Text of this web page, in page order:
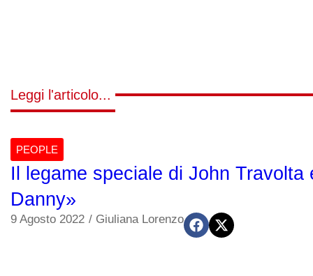
Leggi l'articolo...
PEOPLE
Il legame speciale di John
Danny»
9 Agosto 2022 / Giuliana Lorenzo